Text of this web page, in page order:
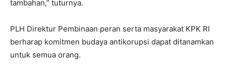
tambahan,” tuturnya.
PLH Direktur Pembinaan peran serta masyarakat KPK RI
berharap komitmen budaya antikorupsi dapat ditanamkan
untuk semua orang.